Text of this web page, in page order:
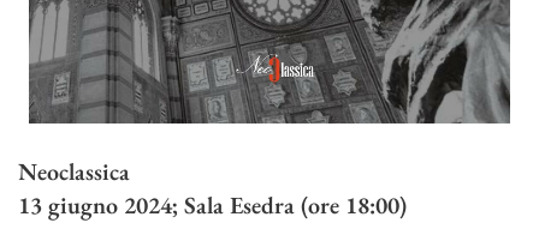
Neoclassica
13 giugno 2024; Sala Esedra (ore 18:00)